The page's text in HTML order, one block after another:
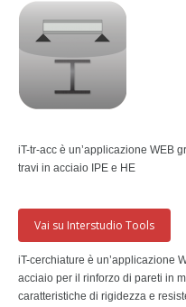
iT-tr-acc è un’applicazione WEB
travi in acciaio IPE e HE
Vai su Interstudio Tools
iT-cerchiature è un’applicazione
acciaio per il rinforzo di pareti in
caratteristiche di rigidezza e